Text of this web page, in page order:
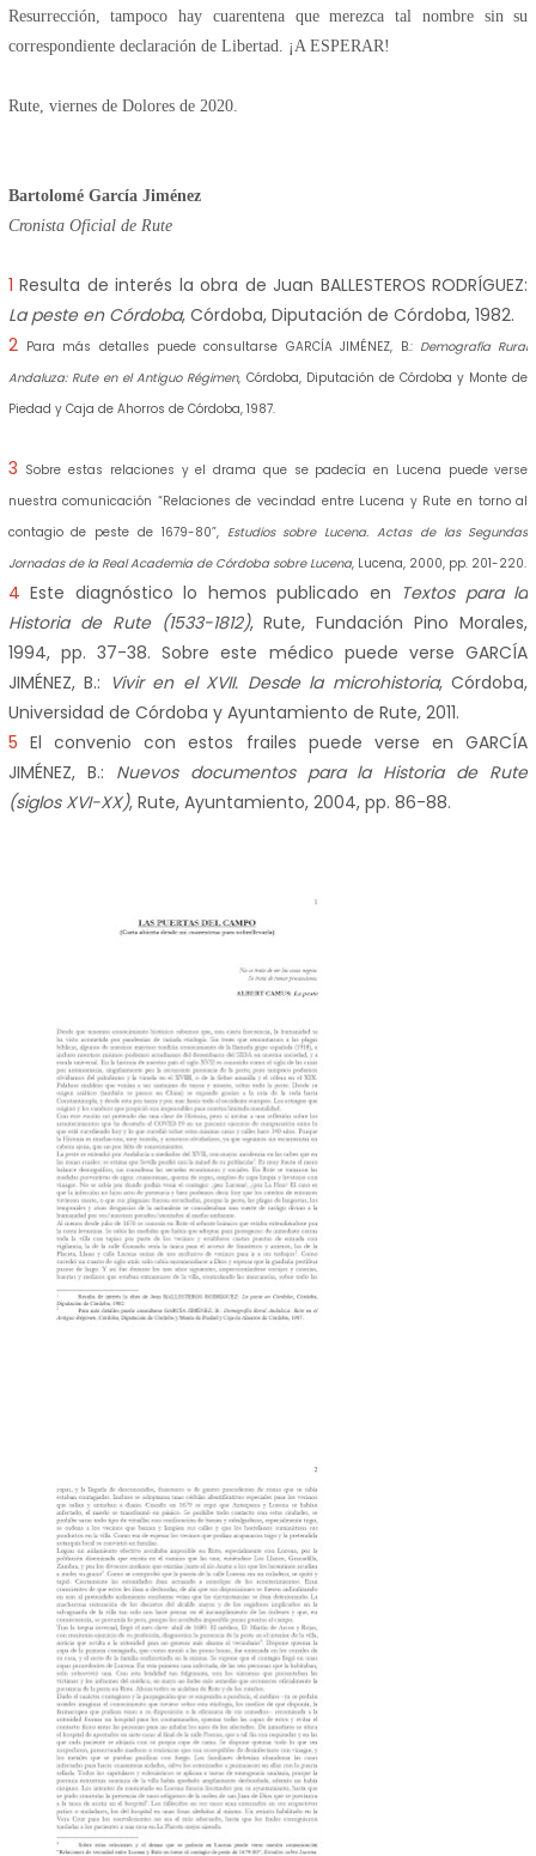
Resurrección, tampoco hay cuarentena que merezca tal nombre sin su
correspondiente declaración de Libertad. ¡A ESPERAR!
Rute, viernes de Dolores de 2020.
Bartolomé García Jiménez
Cronista Oficial de Rute
1 Resulta de interés la obra de Juan BALLESTEROS RODRÍGUEZ:
La peste en Córdoba, Córdoba, Diputación de Córdoba, 1982.
2 Para más detalles puede consultarse GARCÍA JIMÉNEZ, B.: Demografía Rural
Andaluza: Rute en el Antiguo Régimen, Córdoba, Diputación de Córdoba y Monte de
Piedad y Caja de Ahorros de Córdoba, 1987.
3 Sobre estas relaciones y el drama que se padecía en Lucena puede verse
nuestra comunicación “Relaciones de vecindad entre Lucena y Rute en torno al
contagio de peste de 1679-80”, Estudios sobre Lucena. Actas de las Segundas
Jornadas de la Real Academia de Córdoba sobre Lucena, Lucena, 2000, pp. 201-220.
4 Este diagnóstico lo hemos publicado en Textos para la
Historia de Rute (1533-1812), Rute, Fundación Pino Morales,
1994, pp. 37-38. Sobre este médico puede verse GARCÍA
JIMÉNEZ, B.: Vivir en el XVII. Desde la microhistoria, Córdoba,
Universidad de Córdoba y Ayuntamiento de Rute, 2011.
5 El convenio con estos frailes puede verse en GARCÍA
JIMÉNEZ, B.: Nuevos documentos para la Historia de Rute
(siglos XVI-XX), Rute, Ayuntamiento, 2004, pp. 86-88.